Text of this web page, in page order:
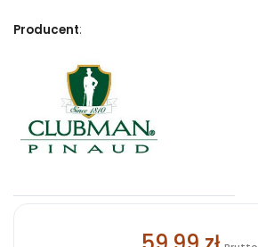
Producent: